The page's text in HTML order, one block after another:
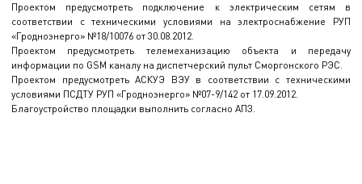
Проектом предусмотреть подключение к электрическим сетям в
соответствии с техническими условиями на электроснабжение РУП
«Гродноэнерго» №18/10076 от 30.08.2012.
Проектом предусмотреть телемеханизацию объекта и передачу
информации по GSM каналу на диспетчерский пульт Сморгонского РЭС.
Проектом предусмотреть АСКУЭ ВЭУ в соответствии с техническими
условиями ПСДТУ РУП «Гродноэнерго» №07-9/142 от 17.09.2012.
Благоустройство площадки выполнить согласно АПЗ.